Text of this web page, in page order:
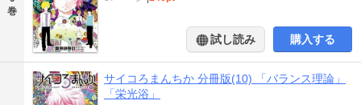
巻
試し読み 購入する
サイコろまんちか 分冊版(10) 「バランス理論」
「栄光浴」